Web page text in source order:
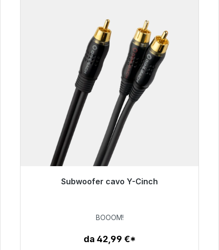
Subwoofer cavo Y-Cinch
Pronto per la spedizione immediata, tempo di
53,49 €
BOOOM!
da 42,99 €*